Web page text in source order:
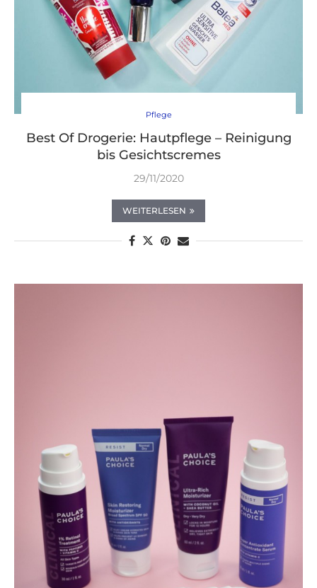
Pflege
Best Of Drogerie: Hautpflege – Reinigung
bis Gesichtscremes
29/11/2020
WEITERLESEN